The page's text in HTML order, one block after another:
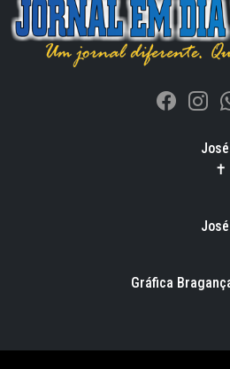
✝
Gráfica